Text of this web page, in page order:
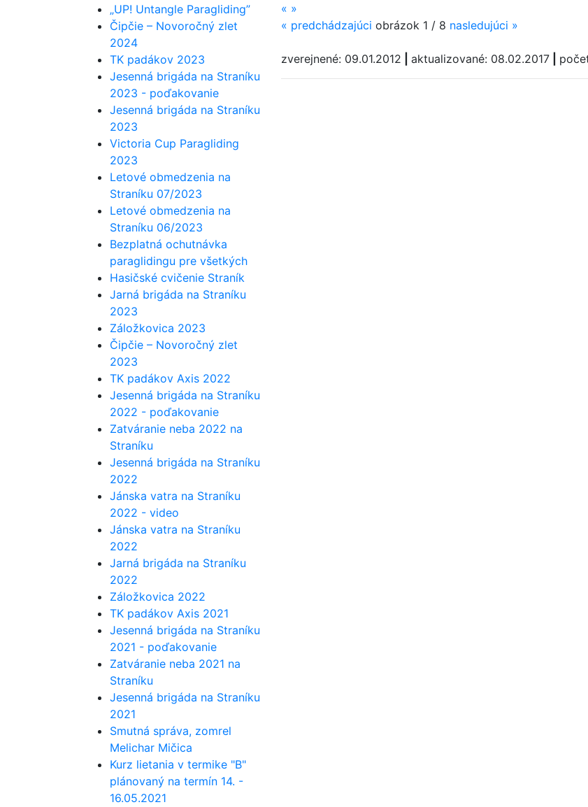
« »
« predchádzajúci obrázok 1 / 8 nasledujúci »
zverejnené: 09.01.2012 aktualizované: 08.02.2017
„UP! Untangle Paragliding”
Čipčie – Novoročný zlet
2024
TK padákov 2023
Jesenná brigáda na Straníku
2023 - poďakovanie
Jesenná brigáda na Straníku
2023
Victoria Cup Paragliding
2023
Letové obmedzenia na
Straníku 07/2023
Letové obmedzenia na
Straníku 06/2023
Bezplatná ochutnávka
paraglidingu pre všetkých
Hasičské cvičenie Straník
Jarná brigáda na Straníku
2023
Záložkovica 2023
Čipčie – Novoročný zlet
2023
TK padákov Axis 2022
Jesenná brigáda na Straníku
2022 - poďakovanie
Zatváranie neba 2022 na
Straníku
Jesenná brigáda na Straníku
2022
Jánska vatra na Straníku
2022 - video
Jánska vatra na Straníku
2022
Jarná brigáda na Straníku
2022
Záložkovica 2022
TK padákov Axis 2021
Jesenná brigáda na Straníku
2021 - poďakovanie
Zatváranie neba 2021 na
Straníku
Jesenná brigáda na Straníku
2021
Smutná správa, zomrel
Melichar Mičica
Kurz lietania v termike "B"
plánovaný na termín 14. -
16.05.2021